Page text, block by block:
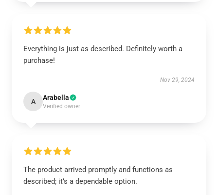
Everything is just as described. Definitely worth a
purchase!
Nov 29, 2024
A Arabella
Verified owner
The product arrived promptly and functions as
described; it’s a dependable option.